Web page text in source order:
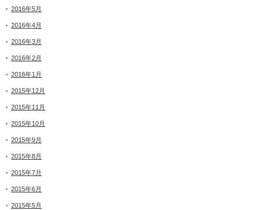
2016年5月
2016年4月
2016年3月
2016年2月
2016年1月
2015年12月
2015年11月
2015年10月
2015年9月
2015年8月
2015年7月
2015年6月
2015年5月